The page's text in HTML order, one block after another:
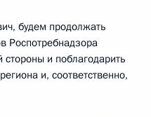
будем продолжать
Роспотребнадзора
и поблагодарить
и, соответственно,